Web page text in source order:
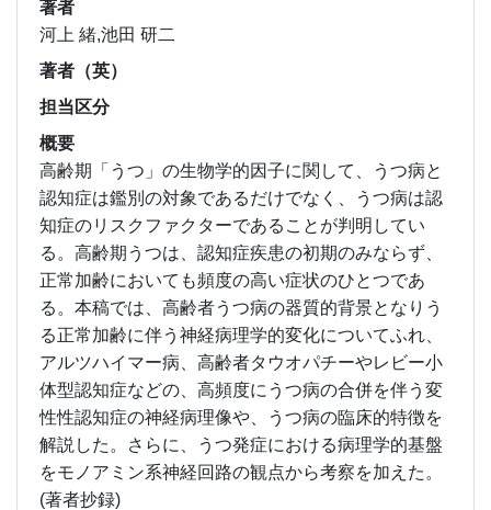
著者
河上 緒,池田 研二
著者（英）
担当区分
概要
高齢期「うつ」の生物学的因子に関して、うつ病と
認知症は鑑別の対象であるだけでなく、うつ病は認
知症のリスクファクターであることが判明してい
る。高齢期うつは、認知症疾患の初期のみならず、
正常加齢においても頻度の高い症状のひとつであ
る。本稿では、高齢者うつ病の器質的背景となりう
る正常加齢に伴う神経病理学的変化についてふれ、
アルツハイマー病、高齢者タウオパチーやレビー小
体型認知症などの、高頻度にうつ病の合併を伴う変
性性認知症の神経病理像や、うつ病の臨床的特徴を
解説した。さらに、うつ発症における病理学的基盤
をモノアミン系神経回路の観点から考察を加えた。
(著者抄録)